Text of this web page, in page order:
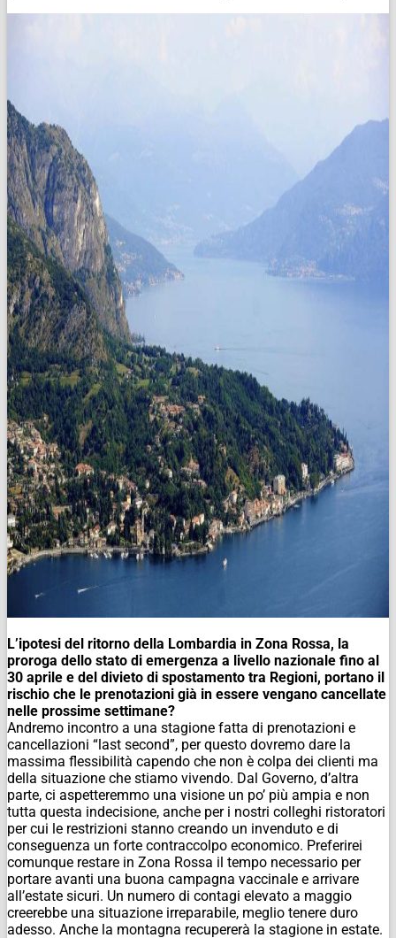
L’ipotesi del ritorno della Lombardia in Zona Rossa, la
proroga dello stato di emergenza a livello nazionale fino al
30 aprile e del divieto di spostamento tra Regioni, portano il
rischio che le prenotazioni già in essere vengano cancellate
nelle prossime settimane?
Andremo incontro a una stagione fatta di prenotazioni e
cancellazioni “last second”, per questo dovremo dare la
massima flessibilità capendo che non è colpa dei clienti ma
della situazione che stiamo vivendo. Dal Governo, d’altra
parte, ci aspetteremmo una visione un po’ più ampia e non
tutta questa indecisione, anche per i nostri colleghi ristoratori
per cui le restrizioni stanno creando un invenduto e di
conseguenza un forte contraccolpo economico. Preferirei
comunque restare in Zona Rossa il tempo necessario per
portare avanti una buona campagna vaccinale e arrivare
all’estate sicuri. Un numero di contagi elevato a maggio
creerebbe una situazione irreparabile, meglio tenere duro
adesso. Anche la montagna recupererà la stagione in estate.